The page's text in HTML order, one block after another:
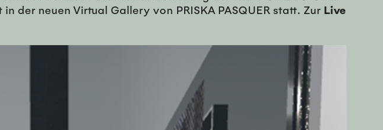
der neuen Virtual Gallery von PRISKA PASQUER statt. Zur Live